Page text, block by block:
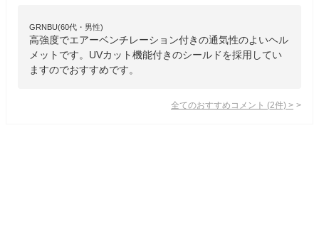
GRNBU(60代・男性)
高強度でエアーベンチレーション付きの通気性のよいヘル
メットです。UVカット機能付きのシールドを採用してい
ますのでおすすめです。
全てのおすすめコメント (2件) >